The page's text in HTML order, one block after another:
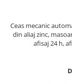
Ceas mecanic
din aliaj zinc,
afisaj 24 h,